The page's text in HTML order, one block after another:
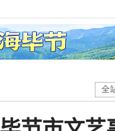
全